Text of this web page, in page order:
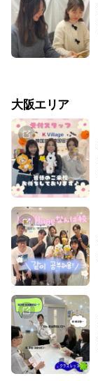
大阪エリア